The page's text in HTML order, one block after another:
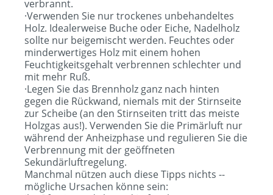
verbrannt.
·Verwenden Sie nur trockenes unbehandeltes
Holz. Idealerweise Buche oder Eiche, Nadelholz
sollte nur beigemischt werden. Feuchtes oder
minderwertiges Holz mit einem hohen
Feuchtigkeitsgehalt verbrennen schlechter und
mit mehr Ruß.
·Legen Sie das Brennholz ganz nach hinten
gegen die Rückwand, niemals mit der Stirnseite
zur Scheibe (an den Stirnseiten tritt das meiste
Holzgas aus!). Verwenden Sie die Primärluft nur
während der Anheizphase und regulieren Sie die
Verbrennung mit der geöffneten
Sekundärluftregelung.
Manchmal nützen auch diese Tipps nichts --
mögliche Ursachen könne sein: